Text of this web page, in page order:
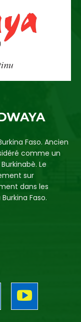
Faso. Ancien
comme un
Le
sur
dans les
Faso.